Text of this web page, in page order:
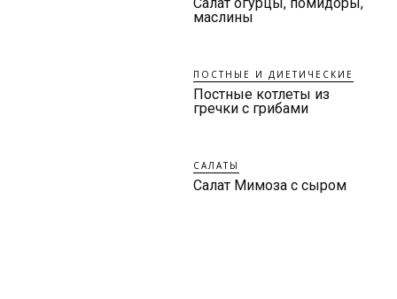
маслины
ПОСТНЫЕ И ДИЕТИЧЕСКИЕ
Постные котлеты из
гречки с грибами
САЛАТЫ
Салат Мимоза с сыром